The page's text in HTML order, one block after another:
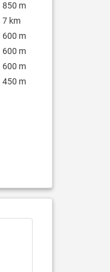
850 m
7 km
600 m
600 m
600 m
450 m